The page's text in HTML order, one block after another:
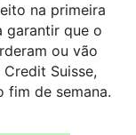
na primeira
garantir que o
ou vão
Suisse,
fim de semana.